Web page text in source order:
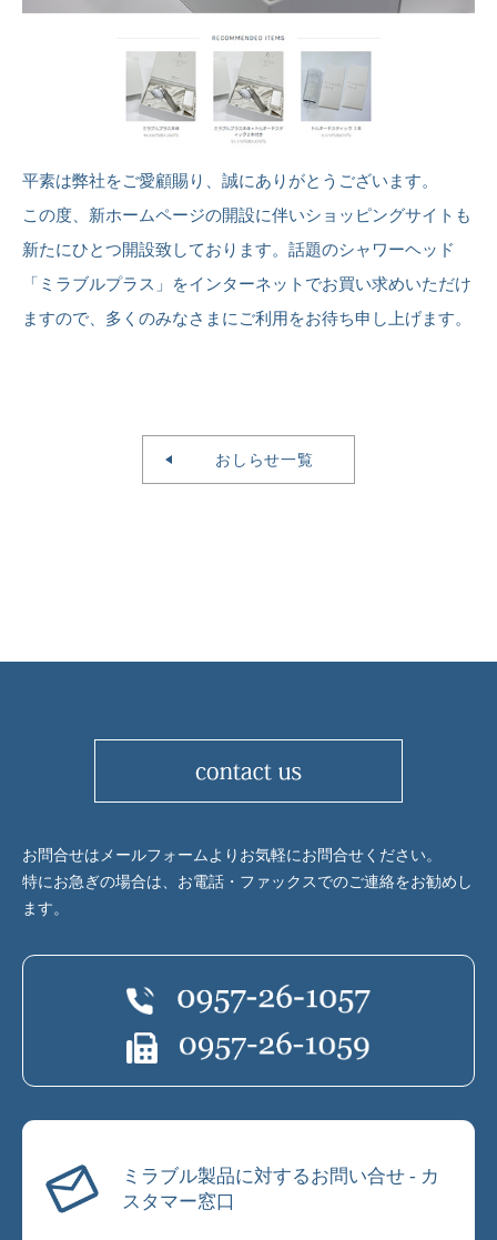
平素は弊社をご愛顧賜り、誠にありがとうございます。
この度、新ホームページの開設に伴いショッピングサイトも
新たにひとつ開設致しております。話題のシャワーヘッド
「ミラブルプラス」をインターネットでお買い求めいただけ
ますので、多くのみなさまにご利用をお待ち申し上げます。
おしらせ一覧
お問合せはメールフォームよりお気軽にお問合せください。
特にお急ぎの場合は、お電話・ファックスでのご連絡をお勧めし
ます。
ミラブル製品に対するお問い合せ - カ
スタマー窓口